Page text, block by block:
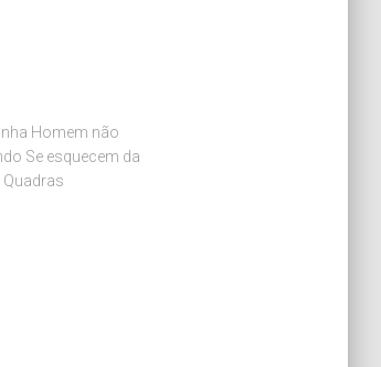
Homem não
Se esquecem da
Quadras